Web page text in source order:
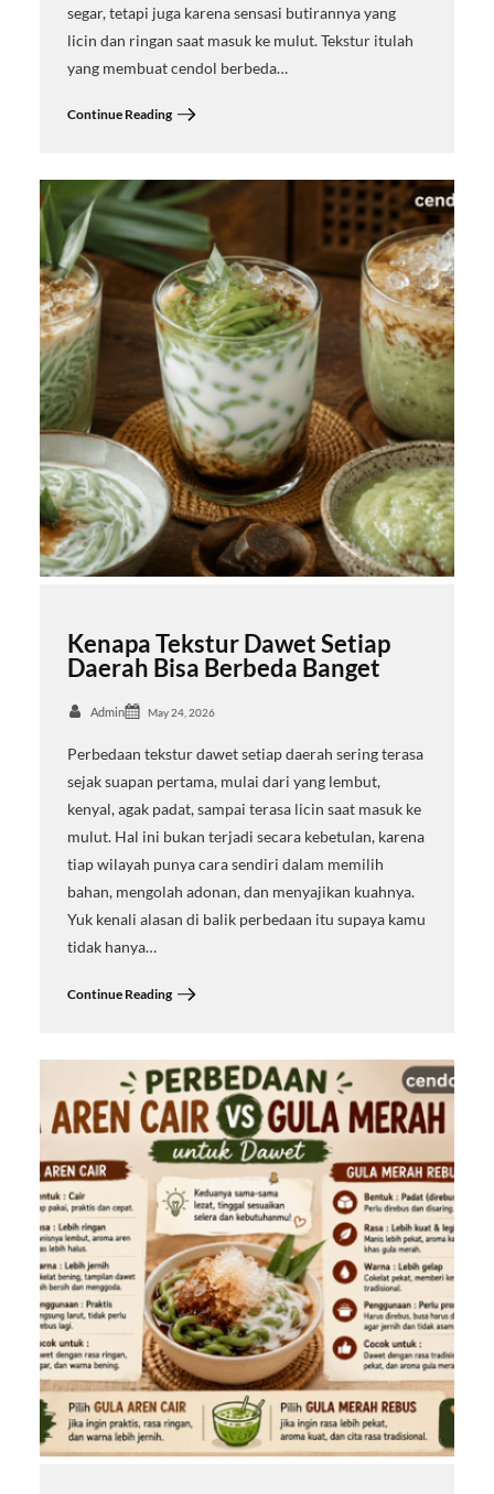
segar, tetapi juga karena sensasi butirannya yang
licin dan ringan saat masuk ke mulut. Tekstur itulah
yang membuat cendol berbeda…
Continue Reading
Kenapa Tekstur Dawet Setiap
Daerah Bisa Berbeda Banget
Admin May 24, 2026
Perbedaan tekstur dawet setiap daerah sering terasa
sejak suapan pertama, mulai dari yang lembut,
kenyal, agak padat, sampai terasa licin saat masuk ke
mulut. Hal ini bukan terjadi secara kebetulan, karena
tiap wilayah punya cara sendiri dalam memilih
bahan, mengolah adonan, dan menyajikan kuahnya.
Yuk kenali alasan di balik perbedaan itu supaya kamu
tidak hanya…
Continue Reading